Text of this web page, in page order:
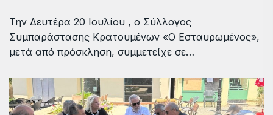
Την Δευτέρα 20 Ιουλίου , ο Σύλλογος
Συμπαράστασης Κρατουμένων «Ο Εσταυρωμένος»,
μετά από πρόσκληση, συμμετείχε σε…